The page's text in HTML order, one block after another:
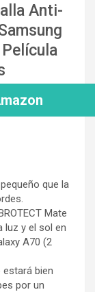
Anti-
que la
Mate
luz y el sol en
A70 (2
bien
por un